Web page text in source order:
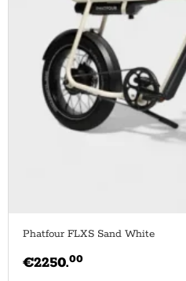
Phatfour FLXS Sand White
€2250.00